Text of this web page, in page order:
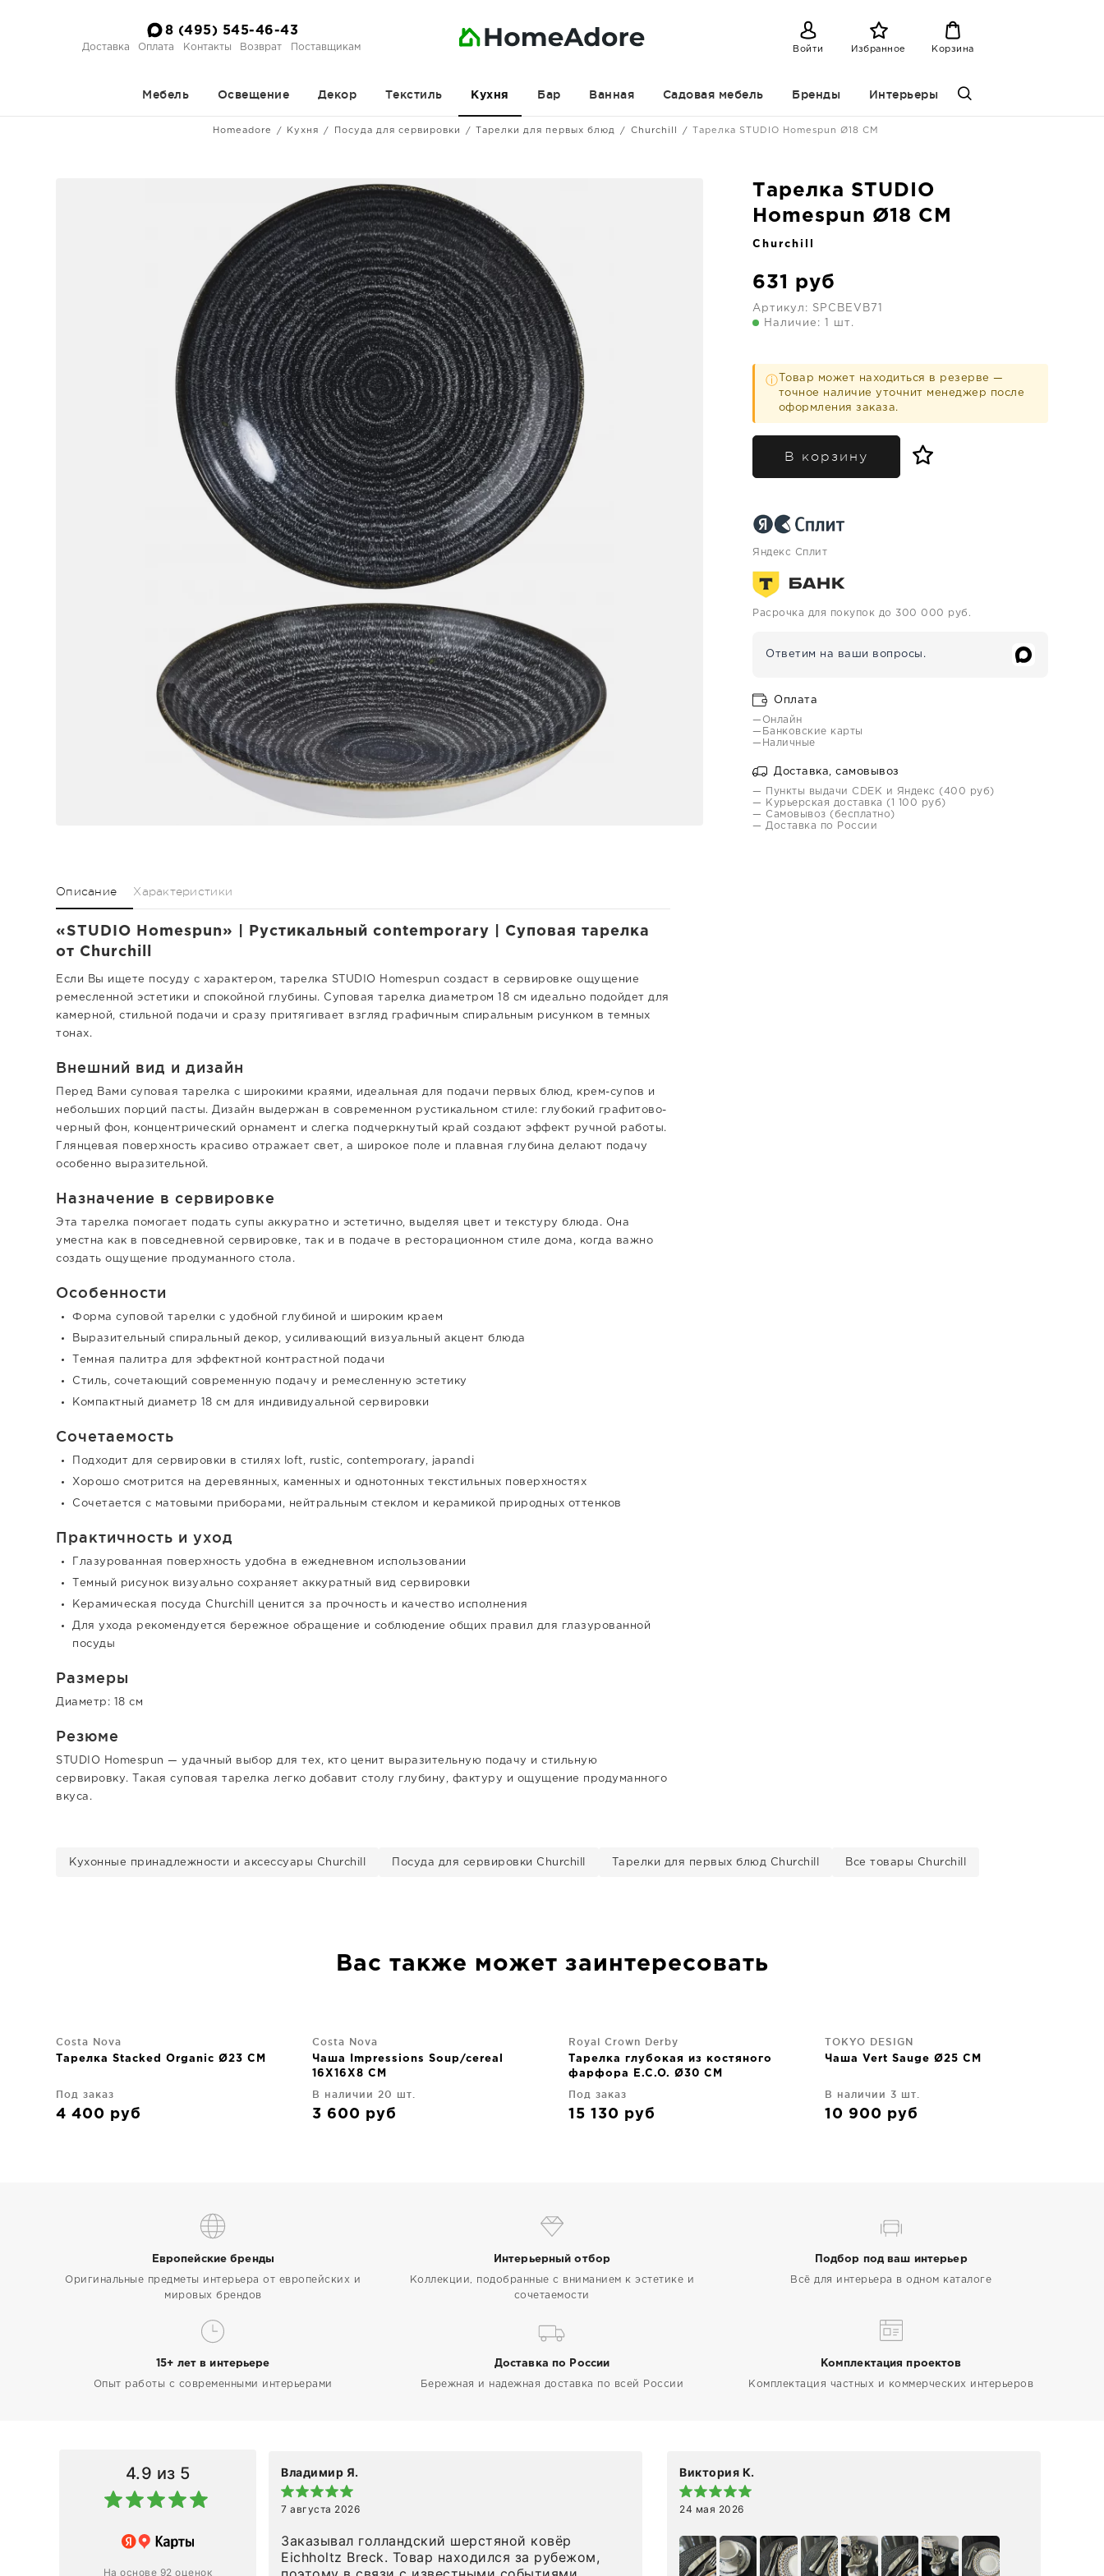
8 (495) 545-46-43
Доставка Оплата Контакты Возврат Поставщикам Войти Избранное Корзина
Мебель Освещение Декор Текстиль Кухня Бар Ванная Садовая мебель Бренды Интерьеры
Homeadore Кухня Посуда для сервировки Тарелки для первых блюд Churchill Тарелка STUDIO Homespun Ø18 CM
Тарелка STUDIO
Homespun Ø18 CM
Churchill
631 руб
Артикул: SPCBEVB71
Наличие: 1 шт.
ⓘ Товар может находиться в резерве —
точное наличие уточнит менеджер после
оформления заказа.
В корзину
Яндекс Сплит
Расрочка для покупок до 300 000 руб.
Ответим на ваши вопросы.
Оплата
—Онлайн
—Банковские карты
—Наличные
Доставка, самовывоз
— Пункты выдачи CDEK и Яндекс (400 руб)
— Курьерская доставка (1 100 руб)
— Самовывоз (бесплатно)
— Доставка по России
Описание Характеристики
«STUDIO Homespun» | Рустикальный contemporary | Суповая тарелка
от Churchill
Если Вы ищете посуду с характером, тарелка STUDIO Homespun создаст в сервировке ощущение
ремесленной эстетики и спокойной глубины. Суповая тарелка диаметром 18 см идеально подойдет для
камерной, стильной подачи и сразу притягивает взгляд графичным спиральным рисунком в темных
тонах.
Внешний вид и дизайн
Перед Вами суповая тарелка с широкими краями, идеальная для подачи первых блюд, крем-супов и
небольших порций пасты. Дизайн выдержан в современном рустикальном стиле: глубокий графитово-
черный фон, концентрический орнамент и слегка подчеркнутый край создают эффект ручной работы.
Глянцевая поверхность красиво отражает свет, а широкое поле и плавная глубина делают подачу
особенно выразительной.
Назначение в сервировке
Эта тарелка помогает подать супы аккуратно и эстетично, выделяя цвет и текстуру блюда. Она
уместна как в повседневной сервировке, так и в подаче в ресторационном стиле дома, когда важно
создать ощущение продуманного стола.
Особенности
Форма суповой тарелки с удобной глубиной и широким краем
Выразительный спиральный декор, усиливающий визуальный акцент блюда
Темная палитра для эффектной контрастной подачи
Стиль, сочетающий современную подачу и ремесленную эстетику
Компактный диаметр 18 см для индивидуальной сервировки
Сочетаемость
Подходит для сервировки в стилях loft, rustic, contemporary, japandi
Хорошо смотрится на деревянных, каменных и однотонных текстильных поверхностях
Сочетается с матовыми приборами, нейтральным стеклом и керамикой природных оттенков
Практичность и уход
Глазурованная поверхность удобна в ежедневном использовании
Темный рисунок визуально сохраняет аккуратный вид сервировки
Керамическая посуда Churchill ценится за прочность и качество исполнения
Для ухода рекомендуется бережное обращение и соблюдение общих правил для глазурованной
посуды
Размеры
Диаметр: 18 см
Резюме
STUDIO Homespun — удачный выбор для тех, кто ценит выразительную подачу и стильную
сервировку. Такая суповая тарелка легко добавит столу глубину, фактуру и ощущение продуманного
вкуса.
Кухонные принадлежности и аксессуары Churchill Посуда для сервировки Churchill Тарелки для первых блюд Churchill Все товары Churchill
Вас также может заинтересовать
Costa Nova
Тарелка Stacked Organic Ø23 CM
Под заказ
4 400 руб
Costa Nova
Чаша Impressions Soup/cereal
16X16X8 CM
В наличии 20 шт.
3 600 руб
Royal Crown Derby
Тарелка глубокая из костяного
фарфора E.C.O. Ø30 CM
Под заказ
15 130 руб
TOKYO DESIGN
Чаша Vert Sauge Ø25 CM
В наличии 3 шт.
10 900 руб
Европейские бренды
Оригинальные предметы интерьера от европейских и
мировых брендов
Интерьерный отбор
Коллекции, подобранные с вниманием к эстетике и
сочетаемости
Подбор под ваш интерьер
Всё для интерьера в одном каталоге
15+ лет в интерьере
Опыт работы с современными интерьерами
Доставка по России
Бережная и надежная доставка по всей России
Комплектация проектов
Комплектация частных и коммерческих интерьеров
4.9 из 5
На основе 92 оценок
Владимир Я.
7 августа 2026
Заказывал голландский шерстяной ковёр
Eichholtz Breck. Товар находился за рубежом,
Виктория К.
24 мая 2026